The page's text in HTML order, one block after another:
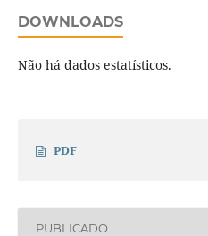
DOWNLOADS
Não há dados estatísticos.
PDF
PUBLICADO